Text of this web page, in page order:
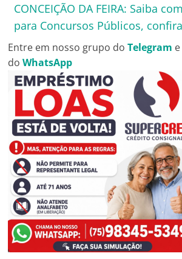
CONCEIÇÃO DA FEIRA: Saiba
para Concursos Públicos,
Entre em nosso grupo doTelegram
doWhatsApp